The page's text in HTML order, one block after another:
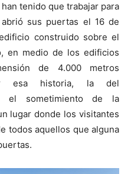
tenido que trabajar para
sus puertas el 16 de
construido sobre el
en medio de los edificios
de 4.000 metros
esa historia, la del
el sometimiento de la
lugar donde los visitantes
todos aquellos que alguna